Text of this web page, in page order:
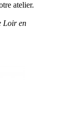
atelier.
Loir en